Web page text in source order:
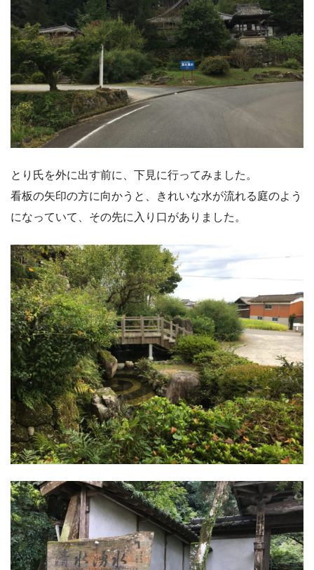
とり氏を外に出す前に、下見に行ってみました。
看板の矢印の方に向かうと、きれいな水が流れる庭のよう
になっていて、その先に入り口がありました。